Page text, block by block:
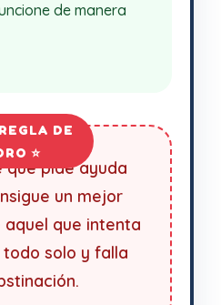
de manera
que pide ayuda
un mejor
que intenta
solo y falla